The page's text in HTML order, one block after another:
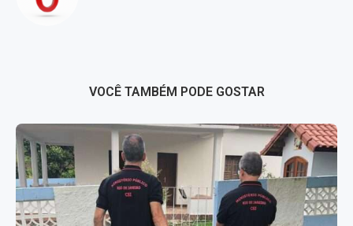
VOCÊ TAMBÉM PODE GOSTAR